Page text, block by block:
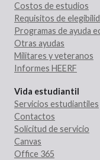
Costos de estudios
Requisitos de
Programas de ayuda
Otras ayudas
Militares y veteranos
Informes HEERF
Vida estudiantil
Servicios estudiantiles
Contactos
Solicitud de servicio
Canvas
Office 365